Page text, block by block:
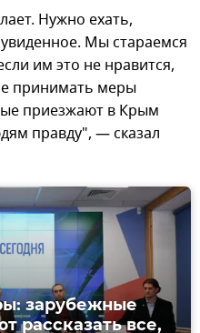
Нужно ехать,
Мы стараемся
им это не нравится,
принимать меры
приезжают в Крым
правду", — сказал
зарубежные
рассказать все,